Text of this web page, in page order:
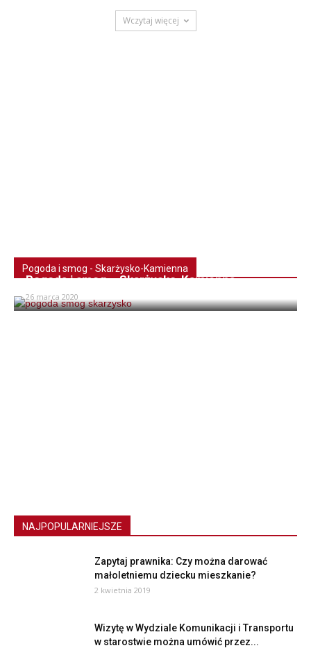
Wczytaj więcej
Pogoda i smog - Skarżysko-Kamienna
Pogoda i smog – Skarżysko-Kamienna
26 marca 2020
NAJPOPULARNIEJSZE
Zapytaj prawnika: Czy można darować
małoletniemu dziecku mieszkanie?
2 kwietnia 2019
Wizytę w Wydziale Komunikacji i Transportu
w starostwie można umówić przez...